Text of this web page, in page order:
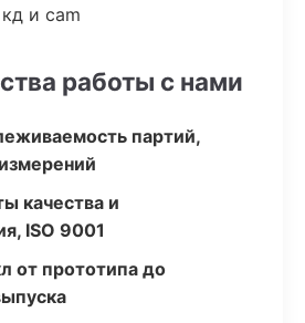
и cam
работы с нами
партий,
качества и
ISO 9001
от прототипа до